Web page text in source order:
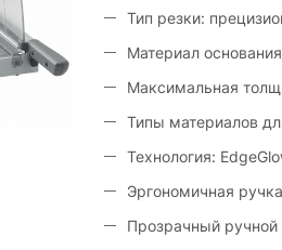
Тип резки:
Материал
Максимальная
Типы материалов
Технология:
Эргономичная
Прозрачный